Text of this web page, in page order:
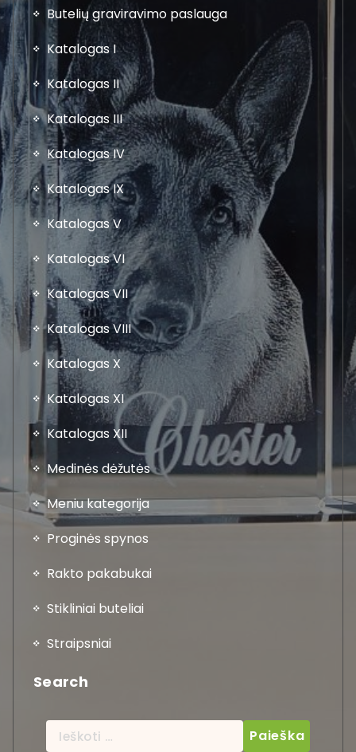
Butelių graviravimo paslauga
Katalogas I
Katalogas II
Katalogas III
Katalogas IV
Katalogas IX
Katalogas V
Katalogas VI
Katalogas VII
Katalogas VIII
Katalogas X
Katalogas XI
Katalogas XII
Medinės dėžutės
Meniu kategorija
Proginės spynos
Rakto pakabukai
Stikliniai buteliai
Straipsniai
Search
Ieškoti: